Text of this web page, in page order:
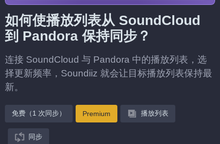
如何使播放列表从 SoundCloud
到 Pandora 保持同步？
连接 SoundCloud 与 Pandora 中的播放列表，选
择更新频率，Soundiiz 就会让目标播放列表保持最
新。
免费（1 次同步） Premium 播放列表
同步